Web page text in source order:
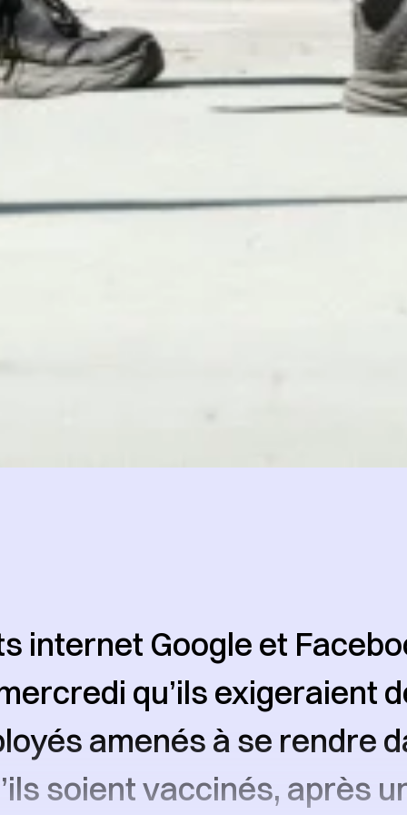
internet Google et
qu’ils exigeraient
amenés à se rendre
soient vaccinés, après